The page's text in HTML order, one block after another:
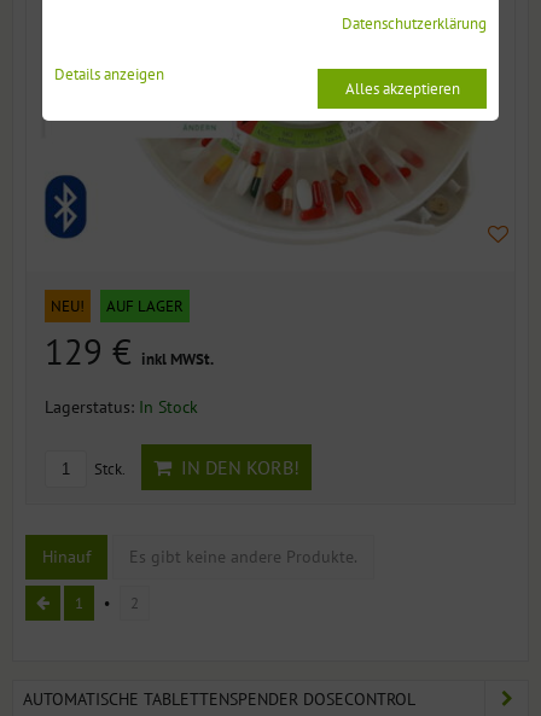
NEU! AUF LAGER
129 € inkl MWSt.
Lagerstatus: In Stock
Stck. IN DEN KORB!
Hinauf Es gibt keine andere Produkte.
1 2
AUTOMATISCHE TABLETTENSPENDER DOSECONTROL
Datenschutzerklärung
Details anzeigen
Alles akzeptieren